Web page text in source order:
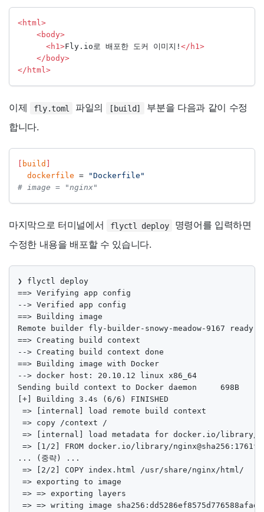
<html>
<body>
<h1>Fly.io로 배포한 도커 이미지! </h1>
</body>
</html>
이제 fly.toml 파일의 [build]
부분을 다음과 같이 수정
합니다.
build
dockerfile =
"Dockerfile"
# image = "nginx"
마지막으로 터미널에서 flyctl deploy
명령어를 입력하면
수정한 내용을 배포할 수 있습니다.
❯ flyctl deploy
==> Verifying app config
--> Verified app config
==> Building image
Remote builder fly-builder-snowy-meadow-9167 ready
==> Creating build context
--> Creating build context done
==> Building image with Docker
--> docker host: 20.10.12 linux x86_64
Sending build context to Docker daemon     698B
[+] Building
=> [internal] load remote build context
=> copy /context /
=> [internal] load metadata for docker.io/
=> [1/2] FROM docker.io/library/
... (중략) ...
=> [2/2] COPY index.html /usr/share/
=> exporting to image
=> => exporting layers
=> => writing image